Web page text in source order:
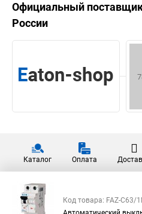
Официальный
России
Каталог Оплата
Код товара: FAZ-C63/